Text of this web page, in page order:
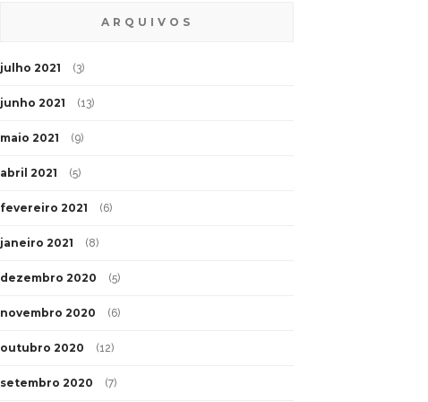
ARQUIVOS
julho 2021 (3)
junho 2021 (13)
maio 2021 (9)
abril 2021 (5)
fevereiro 2021 (6)
janeiro 2021 (8)
dezembro 2020 (5)
novembro 2020 (6)
outubro 2020 (12)
setembro 2020 (7)